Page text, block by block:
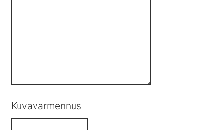
Kuvavarmennus